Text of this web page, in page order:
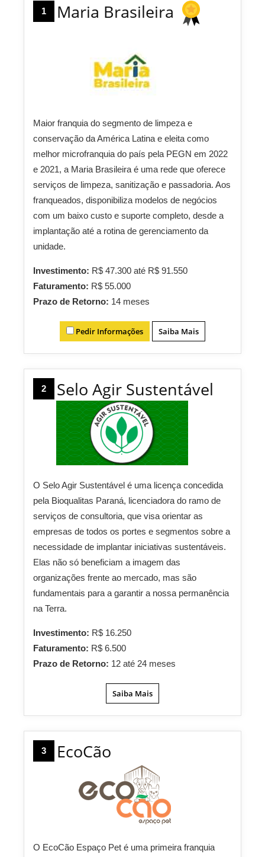
1 Maria Brasileira
Maior franquia do segmento de limpeza e
conservação da América Latina e eleita como
melhor microfranquia do país pela PEGN em 2022
e 2021, a Maria Brasileira é uma rede que oferece
serviços de limpeza, sanitização e passadoria. Aos
franqueados, disponibiliza modelos de negócios
com um baixo custo e suporte completo, desde a
implantação até a rotina de gerenciamento da
unidade.
Investimento: R$ 47.300 até R$ 91.550
Faturamento: R$ 55.000
Prazo de Retorno: 14 meses
Pedir Informações Saiba Mais
2 Selo Agir Sustentável
O Selo Agir Sustentável é uma licença concedida
pela Bioqualitas Paraná, licenciadora do ramo de
serviços de consultoria, que visa orientar as
empresas de todos os portes e segmentos sobre a
necessidade de implantar iniciativas sustentáveis.
Elas não só beneficiam a imagem das
organizações frente ao mercado, mas são
fundamentais para a garantir a nossa permanência
na Terra.
Investimento: R$ 16.250
Faturamento: R$ 6.500
Prazo de Retorno: 12 até 24 meses
Saiba Mais
3 EcoCão
O EcoCão Espaço Pet é uma primeira franquia